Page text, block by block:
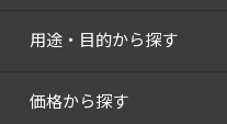
用途・目的から探す
価格から探す